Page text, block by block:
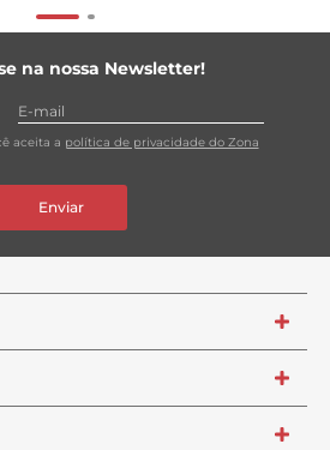
na nossa Newsletter!
aceita a política de privacidade do Zona
Enviar
+
+
+